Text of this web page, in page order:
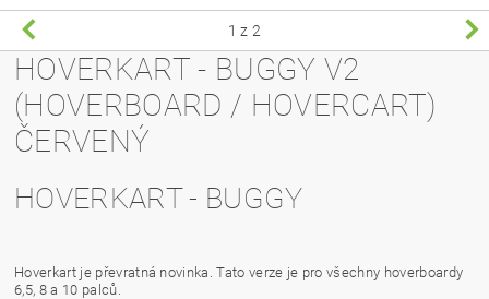
1 z 2
HOVERKART - BUGGY V2
(HOVERBOARD / HOVERCART)
ČERVENÝ
HOVERKART - BUGGY
Hoverkart je převratná novinka. Tato verze je pro všechny hoverboardy
6,5, 8 a 10 palců.